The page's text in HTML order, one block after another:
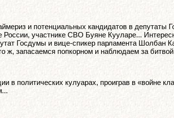
и потенциальных кандидатов в депутаты
участнике СВО Буяне Кууларе...
Госдумы и вице-спикер парламента Шолбан
запасаемся попкорном и наблюдаем за
в политических кулуарах, проиграв в «войне